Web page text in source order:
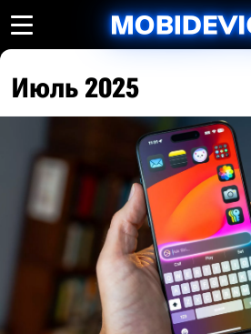
Июль 2025